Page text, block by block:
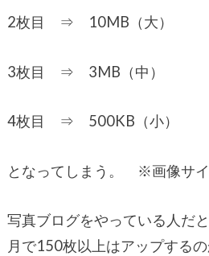
2枚目 ⇒ 10MB（大）
3枚目 ⇒ 3MB（中）
4枚目 ⇒ 500KB（小）
となってしまう。 ※画像サイ
写真ブログをやっている人だ
月で150枚以上はアップする